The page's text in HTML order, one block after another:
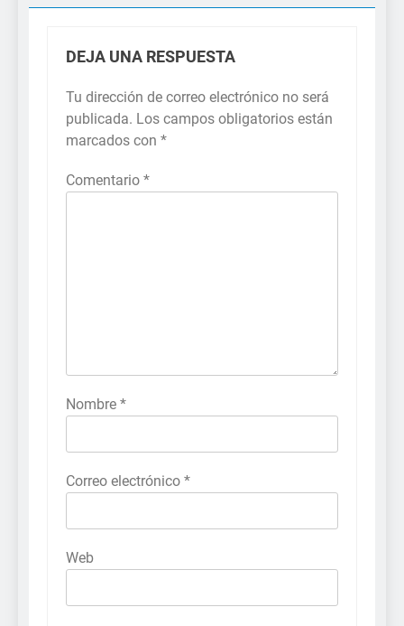
DEJA UNA RESPUESTA
Tu dirección de correo electrónico no será
publicada. Los campos obligatorios están
marcados con *
Comentario *
Nombre *
Correo electrónico *
Web